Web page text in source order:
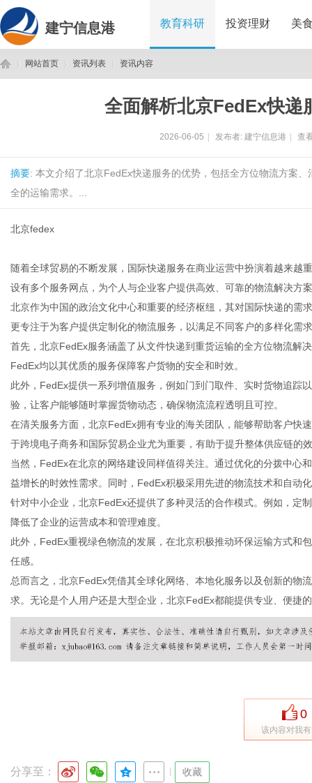
建宁信息港 教育科研 投资理财 美
网站首页 资讯列表 资讯内容
全面解析北京FedEx快递
2026-06-05 发布者: 建宁信息港 查
摘要: 本文介绍了北京FedEx快递服务的优势，包括全方位物流方案
全的运输需求。...
北京fedex
随着全球贸易的不断发展，国际快递服务在商业运营中扮演着越来越
设有多个服务网点，为个人与企业客户提供高效、可靠的物流解决方
北京作为中国的政治文化中心和重要的经济枢纽，其对国际快递的需
更专注于为客户提供定制化的物流服务，以满足不同客户的多样化需
首先，北京FedEx服务涵盖了从文件快递到重货运输的全方位物流解
FedEx均以其优质的服务保障客户货物的安全和时效。
此外，FedEx提供一系列增值服务，例如门到门取件、实时货物追踪
验，让客户能够随时掌握货物动态，确保物流流程透明且可控。
在清关服务方面，北京FedEx拥有专业的海关团队，能够帮助客户快
于跨境电子商务和国际贸易企业尤为重要，有助于提升整体供应链的
当然，FedEx在北京的网络建设同样值得关注。通过优化的分拨中心
益增长的时效性需求。同时，FedEx积极采用先进的物流技术和自动
针对中小企业，北京FedEx还提供了多种灵活的合作模式。例如，定
降低了企业的运营成本和管理难度。
此外，FedEx重视绿色物流的发展，在北京积极推动环保运输方式和
任感。
总而言之，北京FedEx凭借其全球化网络、本地化服务以及创新的物
求。无论是个人用户还是大型企业，北京FedEx都能提供专业、便捷
0
该内容对我
分享至： 收藏